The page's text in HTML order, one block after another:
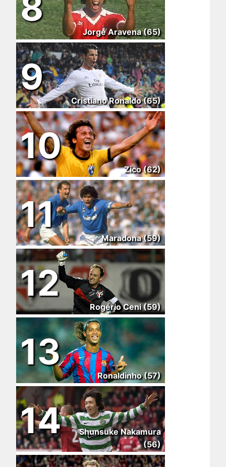
Jorge Aravena (65)
9
Cristiano Ronaldo (65)
10
Zico (62)
11
Maradona (59)
12
Rogério Ceni (59)
13
Ronaldinho (57)
14
Shunsuke Nakamura
(56)